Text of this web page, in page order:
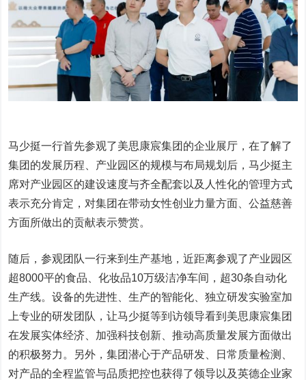
马少挺一行首先参观了美思康宸集团的企业展厅，在了解了
集团的发展历程、产业园区的规模与布局规划后，马少挺主
席对产业园区的建设速度与齐全配套以及人性化的管理方式
表示充分肯定，对集团在带动女性创业力量方面、公益慈善
方面所做出的贡献表示赞赏。
随后，参观团队一行来到生产基地，近距离参观了产业园区
超8000平的食品、化妆品10万级洁净车间，超30条自动化
生产线。设备的先进性、生产的智能化、独立研发实验室加
上专业的研发团队，让马少挺等到访领导看到美思康宸集团
在发展实体经济、加强科技创新、推动高质量发展方面做出
的积极努力。另外，集团潜心于产品研发、日常质量检测、
对产品的全程监管与品质把控也获得了领导以及英德企业家